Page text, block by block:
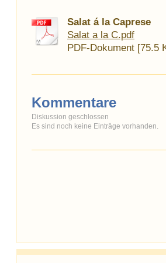
Salat á la Caprese
Salat a la C.pdf
PDF-Dokument [75.5
Kommentare
Diskussion geschlossen
Es sind noch keine Einträge vorhanden.